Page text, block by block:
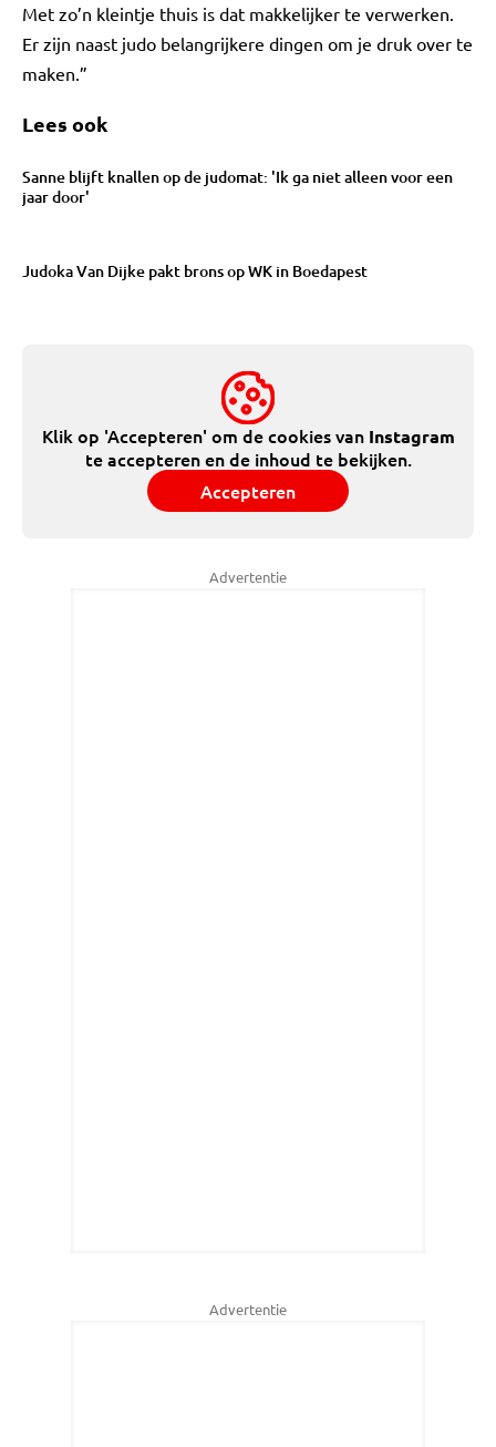
Met zo’n kleintje thuis is dat makkelijker te verwerken.
Er zijn naast judo belangrijkere dingen om je druk over te
maken.”
Lees ook
Sanne blijft knallen op de judomat: 'Ik ga niet alleen voor een
jaar door'
Judoka Van Dijke pakt brons op WK in Boedapest
Klik op 'Accepteren' om de cookies van Instagram
te accepteren en de inhoud te bekijken.
Accepteren
Advertentie
Advertentie